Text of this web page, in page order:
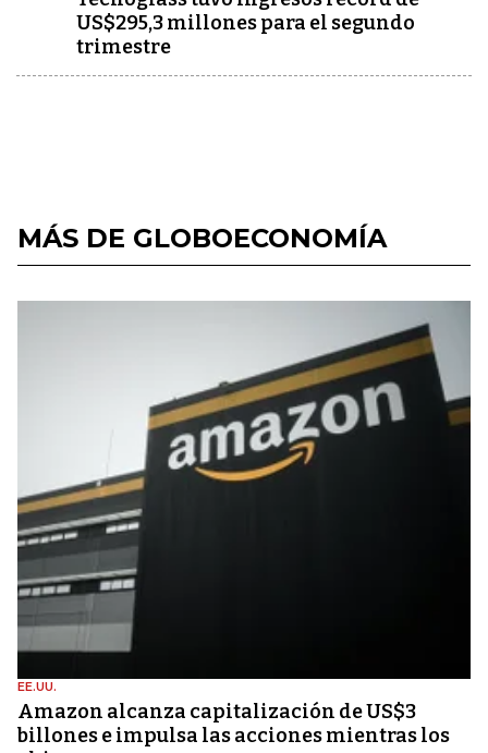
US$295,3 millones para el segundo
trimestre
MÁS DE GLOBOECONOMÍA
EE.UU.
Amazon alcanza capitalización de US$3
billones e impulsa las acciones mientras los